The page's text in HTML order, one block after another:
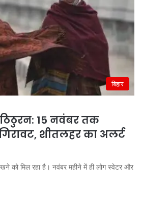
बिहार
15 नवंबर तक
शीतलहर का अलर्ट
को मिल रहा है। नवंबर महीने में ही लोग स्वेटर और